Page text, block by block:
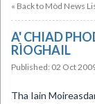
« Back to Mòd News
A' CHIAD
RÌOGHAIL
Published: 02 Oct
Tha Iain